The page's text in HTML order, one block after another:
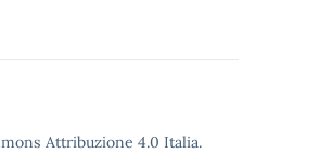
Attribuzione 4.0 Italia.